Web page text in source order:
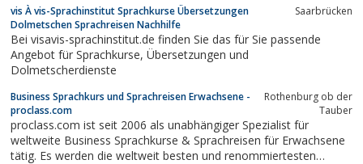
Französisch Italienisch Russisch Chinesisch
vis À vis-Sprachinstitut Sprachkurse Übersetzungen
Dolmetschen Sprachreisen Nachhilfe
Saarbrücken
Bei visavis-sprachinstitut.de finden Sie das für Sie passende
Angebot für Sprachkurse, Übersetzungen und
Dolmetscherdienste
Business Sprachkurs und Sprachreisen Erwachsene -
proclass.com
Rothenburg ob der
Tauber
proclass.com ist seit 2006 als unabhängiger Spezialist für
weltweite Business Sprachkurse & Sprachreisen für Erwachsene
tätig. Es werden die weltweit besten und renommiertesten